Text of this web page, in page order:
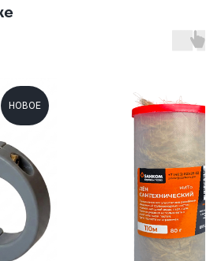
НОВОЕ